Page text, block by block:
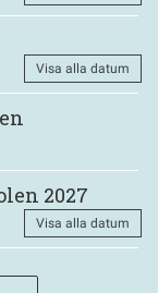
Visa alla datum
2027
Visa alla datum